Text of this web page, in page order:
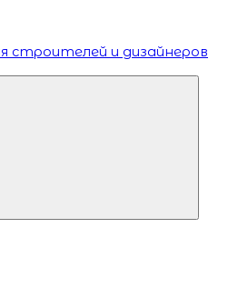
строителей и дизайнеров